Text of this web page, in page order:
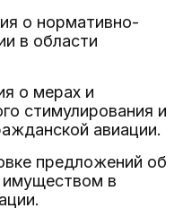
о нормативно-
в области
о мерах и
стимулирования и
авиации.
предложений об
в